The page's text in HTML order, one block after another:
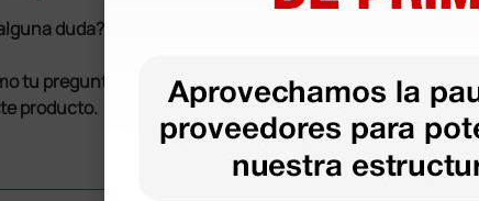
duda? ¿Necesitas más
tu pregunta a los colegas que ya
producto.